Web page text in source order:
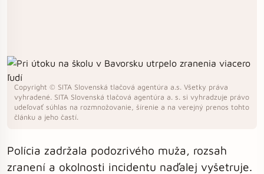
Copyright © SITA Slovenská tlačová agentúra a.s. Všetky práva
vyhradené. SITA Slovenská tlačová agentúra a. s. si vyhradzuje právo
udeľovať súhlas na rozmnožovanie, šírenie a na verejný prenos tohto
článku a jeho častí.
Polícia zadržala podozrivého muža, rozsah
zranení a okolnosti incidentu naďalej vyšetruje.